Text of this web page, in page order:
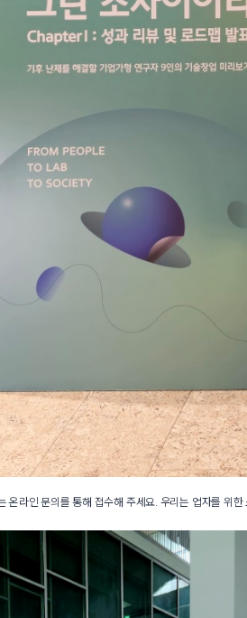
온라인 문의를 통해 접수해 주세요. 우리는 업자를 위한